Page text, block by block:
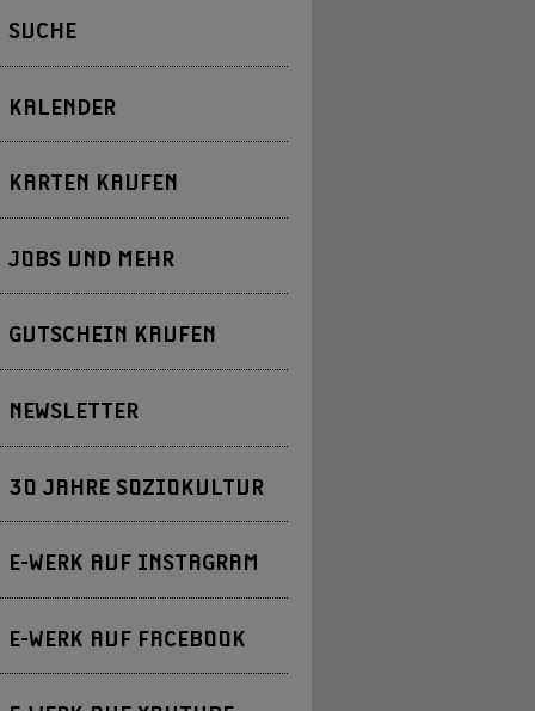
SUCHE
KALENDER
KARTEN KAUFEN
JOBS UND MEHR
GUTSCHEIN KAUFEN
NEWSLETTER
30 JAHRE SOZIOKULTUR
E-WERK AUF INSTAGRAM
E-WERK AUF FACEBOOK